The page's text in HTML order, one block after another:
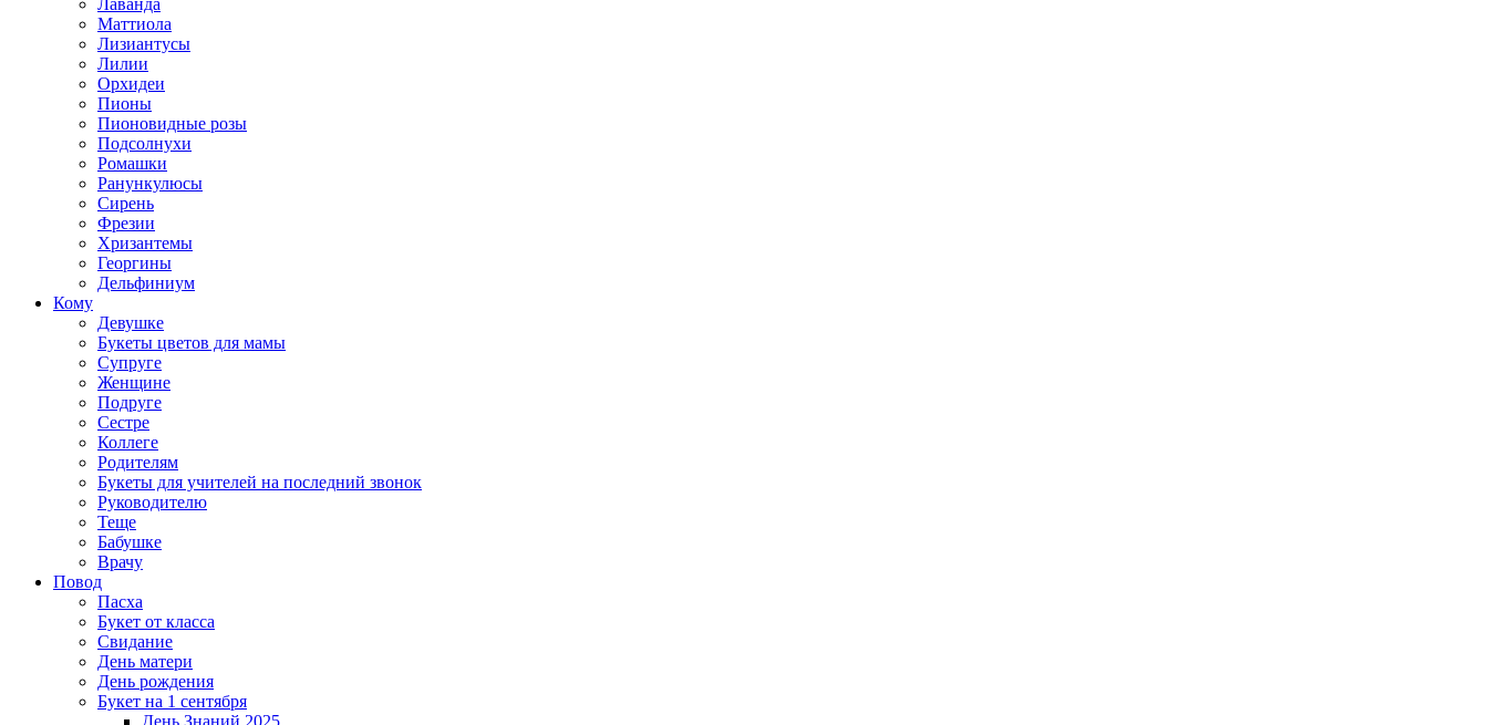
Маттиола
Лизиантусы
Лилии
Орхидеи
Пионы
Пионовидные розы
Подсолнухи
Ромашки
Ранункулюсы
Сирень
Фрезии
Хризантемы
Георгины
Дельфиниум
Кому
Девушке
Букеты цветов для мамы
Супруге
Женщине
Подруге
Сестре
Коллеге
Родителям
Букеты для учителей на последний звонок
Руководителю
Теще
Бабушке
Врачу
Повод
Пасха
Букет от класса
Свидание
День матери
День рождения
Букет на 1 сентября
День Знаний 2025